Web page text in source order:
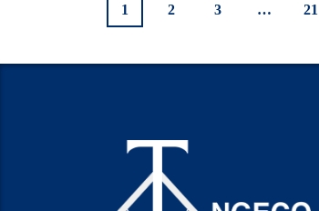
1 2 3 … 21